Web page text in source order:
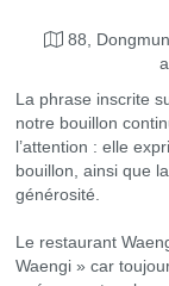
88,
La phrase inscrite
notre bouillon
l’attention : elle
bouillon, ainsi que
générosité.
Le restaurant
Waengi » car